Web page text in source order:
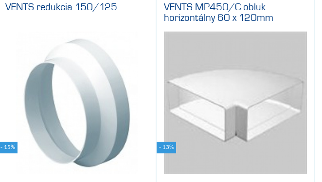
VENTS redukcia 150/125
- 15%
VENTS MP450/C obluk
horizontálny 60 x 120mm
- 13%